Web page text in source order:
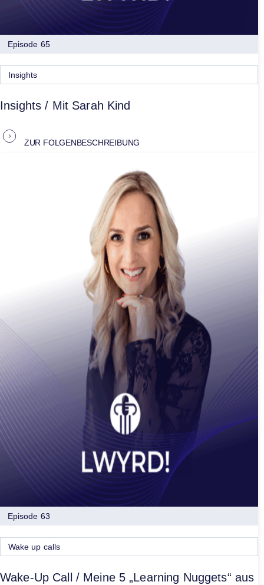
Episode 65
Insights
Insights / Mit Sarah Kind
ZUR FOLGENBESCHREIBUNG
Episode 63
Wake up calls
Wake-Up Call / Meine 5 „Learning Nuggets“ aus